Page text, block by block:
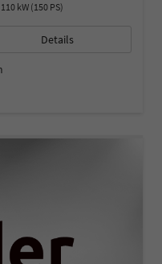
110 kW (150 PS)
Details